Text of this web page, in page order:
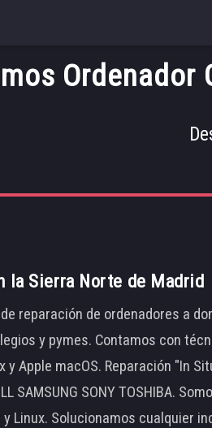
Sierra Norte de Madrid
reparación de ordenadores a
y pymes. Contamos con
macOS. Reparación "In
SAMSUNG SONY
Linux. Solucionamos cualquier